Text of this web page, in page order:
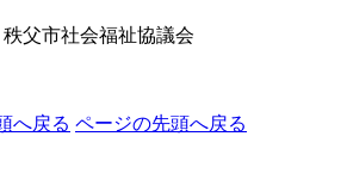
父市社会福祉協議会
へ戻る ページの先頭へ戻る